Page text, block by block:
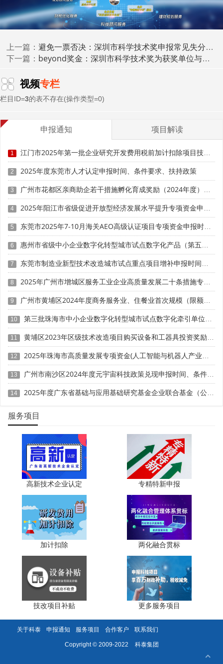
叠加支持：部分区级政府(如南山区、宝安区)对市级获
奖企业给予1:1配套奖励，最高可达200万元。
2. 人才政策衔接
才，享受120万—300万元人才补贴;
利。
在申报国家、省、市科技计划项目时，获奖成果可作
为“代表性成果”加分;
深圳市重点研发计划、技术攻关专项中，获奖单位评审
权重提升10%-15%。
4. 融资与品牌提升
获奖企业可标注“深圳市科学技术奖获奖单位”，增强客
户信任与市场竞争力;
投资机构普遍将“科技奖项”作为尽调加分项，有助于提
升估值与融资成功率。
案例：某专精特新企业在获科技进步二等奖后，成功获
得数亿元C轮融资，投资方明确表示“奖项是技术实力的重要
背书”。
四、申报策略：四步走实现“精准提名、高效获奖”
STEP1 成果梳理：用“一张矩阵表”对齐指南
横向列七大奖项评价指标，纵向列企业现有成果，打分
≥80分即可锁定主攻奖项。
STEP2 提名通道：三条路径对比
③ 专家提名：专精特新“小巨人”可对接31位在深院士。
上一篇：避免一票否决：深圳市科学技术奖申报常见失分点与形式审查要点
下一篇： beyond奖金：深圳市科学技术奖为获奖单位与个人带来的多重附加价值
视频专栏
栏目ID=3的表不存在(操作类型=0)
申报通知 项目解读
1 江门市2025年第一批企业研究开发费用税前加计扣除项目技术鉴定申报时间、条件要求
2 2025年度东莞市人才认定申报时间、条件要求、扶持政策
3 广州市花都区亲商助企若干措施孵化育成奖励（2024年度）申报时间、条件要求、补助奖励
4 2025年阳江市省级促进开放型经济发展水平提升专项资金申报时间、条件要求、补助奖励
5 东莞市2025年7-10月海关AEO高级认证项目专项资金申报时间、条件要求、扶持奖励
6 惠州市省级中小企业数字化转型城市试点数字化产品（第五批）征集申报时间、条件要求
7 东莞市制造业新型技术改造城市试点重点项目增补申报时间、条件要求、补助奖励
8 2025年广州市增城区服务工业企业高质量发展二十条措施专项资金申报时间、条件要求、补助奖励
9 广州市黄埔区2024年度商务服务业、住餐业首次规模（限额）以下转规模（限额）以上奖励申报时间、条件要求、资助标准
10 第三批珠海市中小企业数字化转型城市试点数字化牵引单位遴选申报时间、条件要求
11 黄埔区2023年区级技术改造项目购买设备和工器具投资奖励 （第一批）申报时间、条件要求、资助标准
12 2025年珠海市高质量发展专项资金(人工智能与机器人产业发展用途)项目征集申报时间、条件要求、补助奖励
13 广州市南沙区2024年度元宇宙科技政策兑现申报时间、条件要求、补助奖励
14 2025年度广东省基础与应用基础研究基金企业联合基金（公共卫生与医药健康领域）项目申报时间、条件要求、资助奖励
服务项目
高新技术企业认定 专精特新申报
加计扣除 两化融合贯标
技改项目补贴 更多服务项目
关于科泰 申报通知 服务项目 合作客户 联系我们
Copyright © 2009-2022 科泰集团